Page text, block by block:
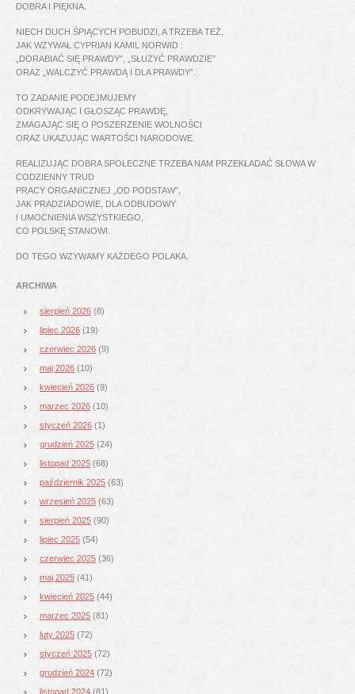
DOBRA I PIĘKNA.
NIECH DUCH ŚPIĄCYCH POBUDZI, A TRZEBA TEŻ,
JAK WZYWAŁ CYPRIAN KAMIL NORWID :
„DORABIAĆ SIĘ PRAWDY”, „SŁUŻYĆ PRAWDZIE”
ORAZ „WALCZYĆ PRAWDĄ I DLA PRAWDY”.
TO ZADANIE PODEJMUJEMY
ODKRYWAJĄC I GŁOSZĄC PRAWDĘ,
ZMAGAJĄC SIĘ O POSZERZENIE WOLNOŚCI
ORAZ UKAZUJĄC WARTOŚCI NARODOWE.
REALIZUJĄC DOBRA SPOŁECZNE TRZEBA NAM PRZEKŁADAĆ SŁOWA W
CODZIENNY TRUD
PRACY ORGANICZNEJ „OD PODSTAW”,
JAK PRADZIADOWIE, DLA ODBUDOWY
I UMOCNIENIA WSZYSTKIEGO,
CO POLSKĘ STANOWI.
DO TEGO WZYWAMY KAŻDEGO POLAKA.
ARCHIWA
sierpień 2026 (8)
lipiec 2026 (19)
czerwiec 2026 (9)
maj 2026 (10)
kwiecień 2026 (9)
marzec 2026 (10)
styczeń 2026 (1)
grudzień 2025 (24)
listopad 2025 (68)
październik 2025 (63)
wrzesień 2025 (63)
sierpień 2025 (90)
lipiec 2025 (54)
czerwiec 2025 (36)
maj 2025 (41)
kwiecień 2025 (44)
marzec 2025 (81)
luty 2025 (72)
styczeń 2025 (72)
grudzień 2024 (72)
listopad 2024 (81)